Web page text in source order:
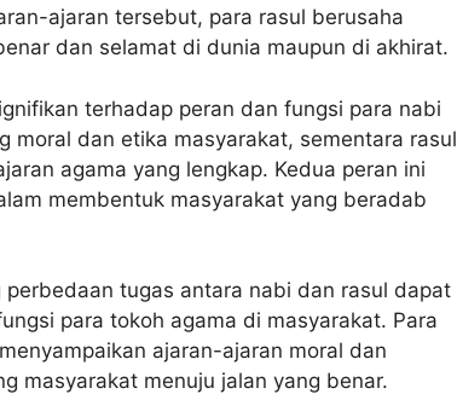
ajaran tersebut, para rasul berusaha
dan selamat di dunia maupun di akhirat.
terhadap peran dan fungsi para nabi
moral dan etika masyarakat, sementara rasul
agama yang lengkap. Kedua peran ini
membentuk masyarakat yang beradab
tugas antara nabi dan rasul dapat
para tokoh agama di masyarakat. Para
ajaran-ajaran moral dan
masyarakat menuju jalan yang benar.